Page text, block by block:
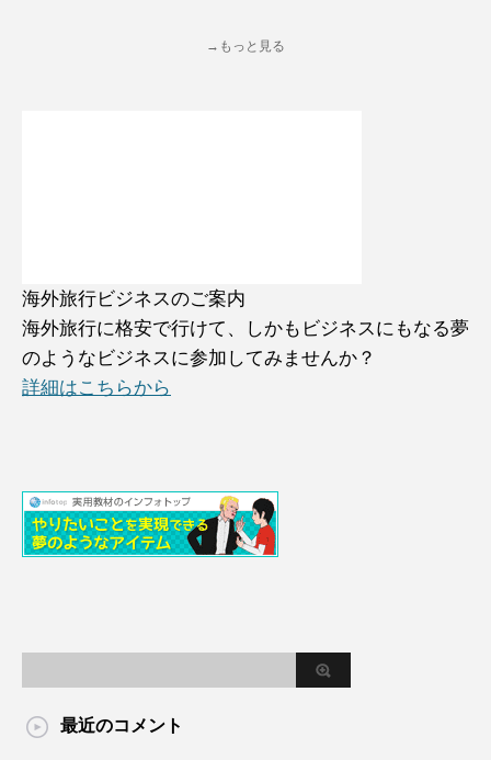
→もっと見る
海外旅行ビジネスのご案内
海外旅行に格安で行けて、しかもビジネスにもなる夢
のようなビジネスに参加してみませんか？
詳細はこちらから
最近のコメント